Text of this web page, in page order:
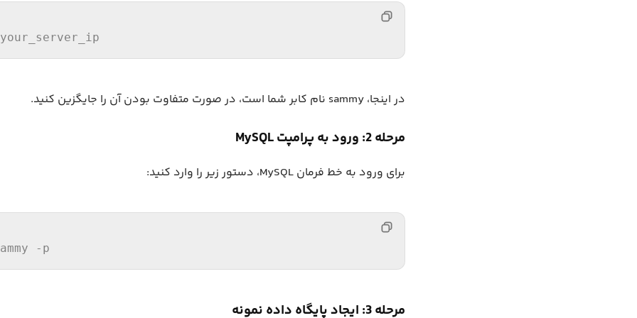
در اینجا، sammy نام کابر شما است، در صورت متفاوت بودن آن را جایگزین کنید.
مرحله 2: ورود به پرامپت MySQL
برای ورود به خط فرمان MySQL، دستور زیر را وارد کنید:
- p
مرحله 3: ایجاد پایگاه داده نمونه